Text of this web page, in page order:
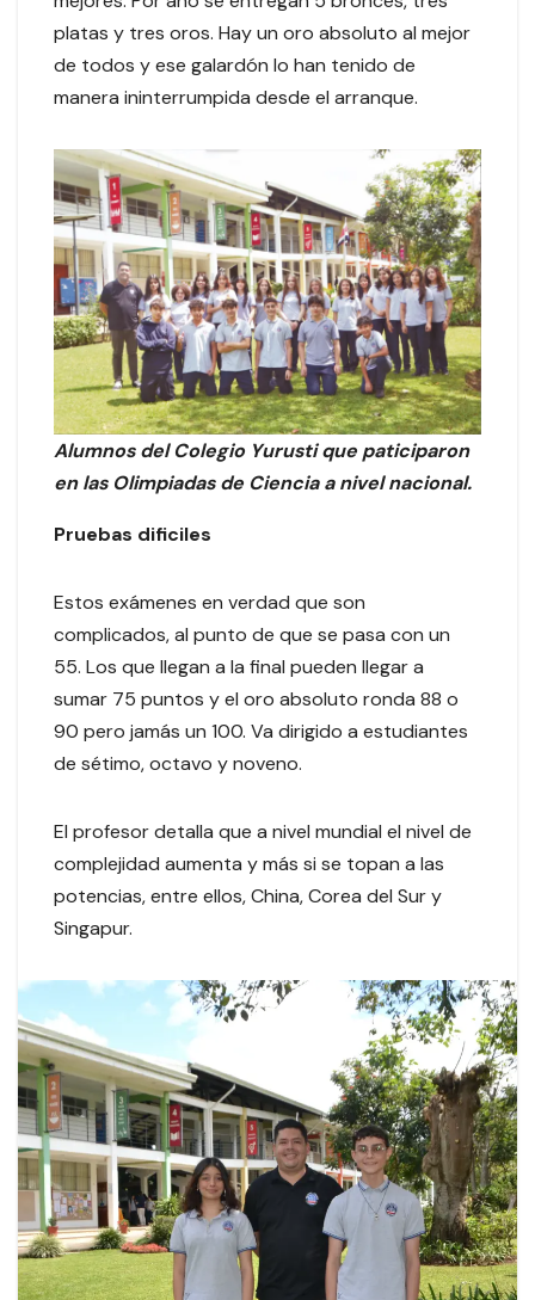
platas y tres oros. Hay un oro absoluto al mejor
de todos y ese galardón lo han tenido de
manera ininterrumpida desde el arranque.
Alumnos del Colegio Yurusti que paticiparon
en las Olimpiadas de Ciencia a nivel nacional.
Pruebas dificiles
Estos exámenes en verdad que son
complicados, al punto de que se pasa con un
55. Los que llegan a la final pueden llegar a
sumar 75 puntos y el oro absoluto ronda 88 o
90 pero jamás un 100. Va dirigido a estudiantes
de sétimo, octavo y noveno.
El profesor detalla que a nivel mundial el nivel de
complejidad aumenta y más si se topan a las
potencias, entre ellos, China, Corea del Sur y
Singapur.